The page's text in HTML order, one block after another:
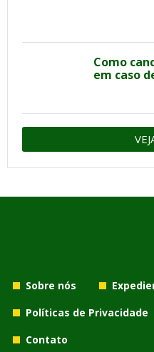
Como
em caso
Sobre nós
Políticas de Privacidade
Contato